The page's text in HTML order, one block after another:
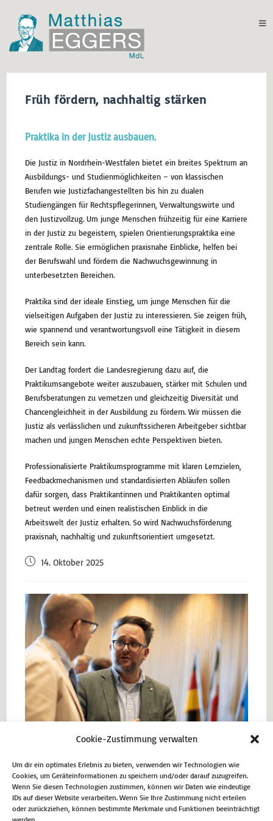
Cookie-Zustimmung verwalten
Um dir ein optimales Erlebnis zu bieten, verwenden wir Technologien wie
Cookies, um Geräteinformationen zu speichern und/oder darauf zuzugreifen.
Wenn Sie diesen Technologien zustimmen, können wir Daten wie eindeutige
IDs auf dieser Website verarbeiten. Wenn Sie Ihre Zustimmung nicht erteilen
oder zurückziehen, können bestimmte Merkmale und Funktionen beeinträchtigt
Früh fördern, nachhaltig stärken
Praktika in der Justiz ausbauen.
Die Justiz in Nordrhein-Westfalen bietet ein breites Spektrum an
Ausbildungs- und Studienmöglichkeiten – von klassischen
Berufen wie Justizfachangestellten bis hin zu dualen
Studiengängen für Rechtspflegerinnen, Verwaltungswirte und
den Justizvollzug. Um junge Menschen frühzeitig für eine Karriere
in der Justiz zu begeistern, spielen Orientierungspraktika eine
zentrale Rolle. Sie ermöglichen praxisnahe Einblicke, helfen bei
der Berufswahl und fördern die Nachwuchsgewinnung in
unterbesetzten Bereichen.
Praktika sind der ideale Einstieg, um junge Menschen für die
vielseitigen Aufgaben der Justiz zu interessieren. Sie zeigen früh,
wie spannend und verantwortungsvoll eine Tätigkeit in diesem
Bereich sein kann.
Der Landtag fordert die Landesregierung dazu auf, die
Praktikumsangebote weiter auszubauen, stärker mit Schulen und
Berufsberatungen zu vernetzen und gleichzeitig Diversität und
Chancengleichheit in der Ausbildung zu fördern. Wir müssen die
Justiz als verlässlichen und zukunftssicheren Arbeitgeber sichtbar
machen und jungen Menschen echte Perspektiven bieten.
Professionalisierte Praktikumsprogramme mit klaren Lernzielen,
Feedbackmechanismen und standardisierten Abläufen sollen
dafür sorgen, dass Praktikantinnen und Praktikanten optimal
betreut werden und einen realistischen Einblick in die
Arbeitswelt der Justiz erhalten. So wird Nachwuchsförderung
praxisnah, nachhaltig und zukunftsorientiert umgesetzt.
14. Oktober 2025